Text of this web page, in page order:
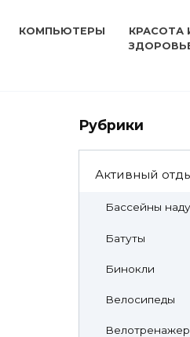
КОМПЬЮТЕРЫ
КРАСОТА
Рубрики
Активный
Бассейны
Батуты
Бинокли
Велосипеды